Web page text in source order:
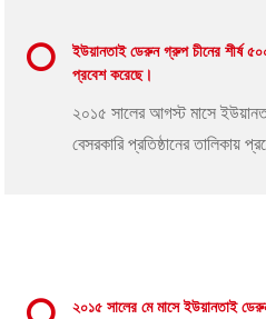
ইউয়ানতাই ডেরুন গ্রুপ চীনের শীর্ষ
প্রবেশ করেছে।
২০১৫ সালের আগস্ট মাসে
বেসরকারি প্রতিষ্ঠানের তালিকায়
২০১৫ সালের মে মাসে ইউয়ানতাই